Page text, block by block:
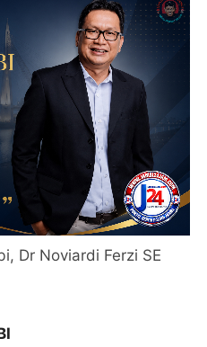
Dr Noviardi Ferzi SE